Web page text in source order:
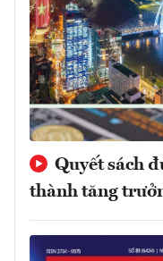
Quyết sách
thành tăng